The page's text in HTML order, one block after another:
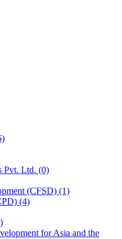
Pvt. Ltd. (0)
(CFSD) (1)
(4)
for Asia and the